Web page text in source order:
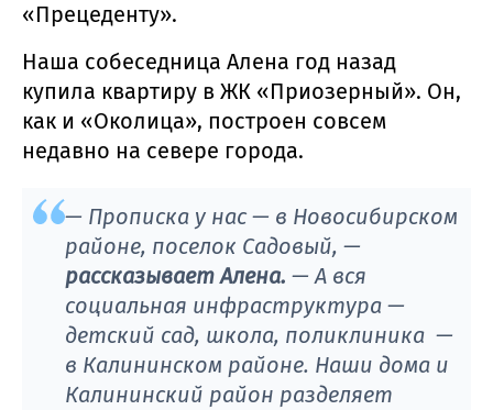
«Прецеденту».
Наша собеседница Алена год назад
купила квартиру в ЖК «Приозерный». Он,
как и «Околица», построен совсем
недавно на севере города.
— Прописка у нас — в Новосибирском
районе, поселок Садовый, —
рассказывает Алена. — А вся
социальная инфраструктура —
детский сад, школа, поликлиника —
в Калининском районе. Наши дома и
Калининский район разделяет